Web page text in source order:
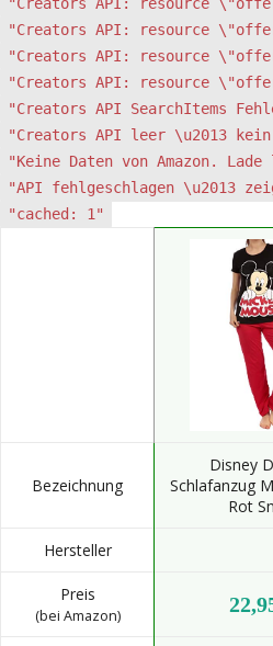
"Creators API: resource
"Creators API: resource
"Creators API: resource
"Creators API SearchItems
"Creators API leer \u2013
"Keine Daten von Amazon.
"API fehlgeschlagen \u2013
"cached: 1"
Bezeichnung
Disney
Schlafanzug
Rot
Hersteller
Preis
(bei Amazon)